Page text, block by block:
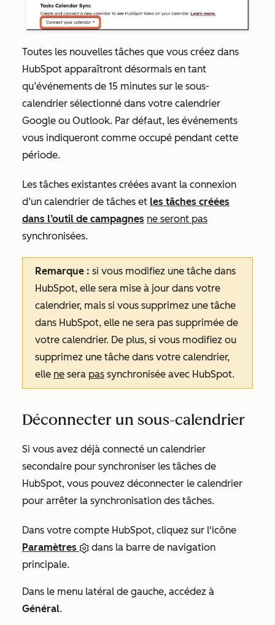
Toutes les nouvelles tâches que vous créez dans
HubSpot apparaîtront désormais en tant
qu’événements de 15 minutes sur le sous-
calendrier sélectionné dans votre calendrier
Google ou Outlook. Par défaut, les événements
vous indiqueront comme occupé pendant cette
période.
Les tâches existantes créées avant la connexion
d’un calendrier de tâches et les tâches créées
dans l’outil de campagnes ne seront pas
synchronisées.
Remarque : si vous modifiez une tâche dans
HubSpot, elle sera mise à jour dans votre
calendrier, mais si vous supprimez une tâche
dans HubSpot, elle ne sera pas supprimée de
votre calendrier. De plus, si vous modifiez ou
supprimez une tâche dans votre calendrier,
elle ne sera pas synchronisée avec HubSpot.
Déconnecter un sous-calendrier
Si vous avez déjà connecté un calendrier
secondaire pour synchroniser les tâches de
HubSpot, vous pouvez déconnecter le calendrier
pour arrêter la synchronisation des tâches.
Dans votre compte HubSpot, cliquez sur l'icône
Paramètres
dans la barre de navigation
principale.
Dans le menu latéral de gauche, accédez à
Général.